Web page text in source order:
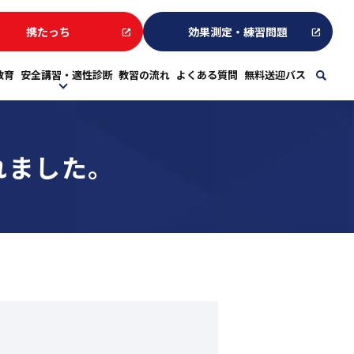
育 安全講習・適性診断 教習の流れ よくある質問 無料送迎バス
携たっち 効果測定・練習問題
した。